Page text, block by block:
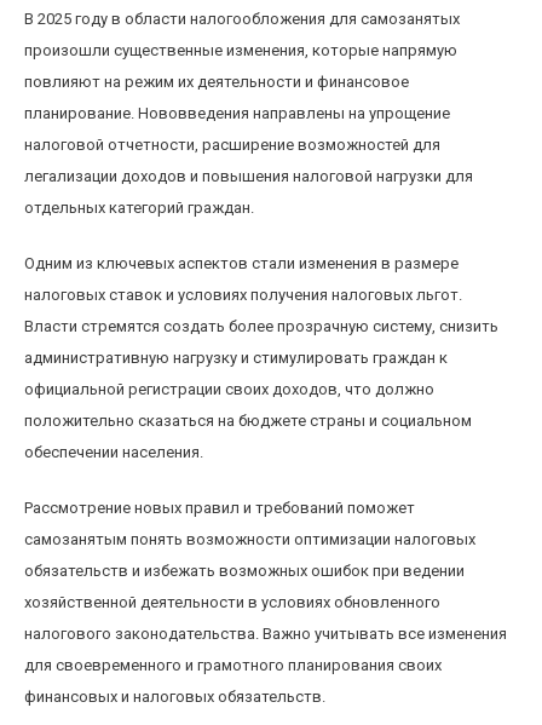
В 2025 году в области налогообложения для самозанятых
произошли существенные изменения, которые напрямую
повлияют на режим их деятельности и финансовое
планирование. Нововведения направлены на упрощение
налоговой отчетности, расширение возможностей для
легализации доходов и повышения налоговой нагрузки для
отдельных категорий граждан.
Одним из ключевых аспектов стали изменения в размере
налоговых ставок и условиях получения налоговых льгот.
Власти стремятся создать более прозрачную систему, снизить
административную нагрузку и стимулировать граждан к
официальной регистрации своих доходов, что должно
положительно сказаться на бюджете страны и социальном
обеспечении населения.
Рассмотрение новых правил и требований поможет
самозанятым понять возможности оптимизации налоговых
обязательств и избежать возможных ошибок при ведении
хозяйственной деятельности в условиях обновленного
налогового законодательства. Важно учитывать все изменения
для своевременного и грамотного планирования своих
финансовых и налоговых обязательств.